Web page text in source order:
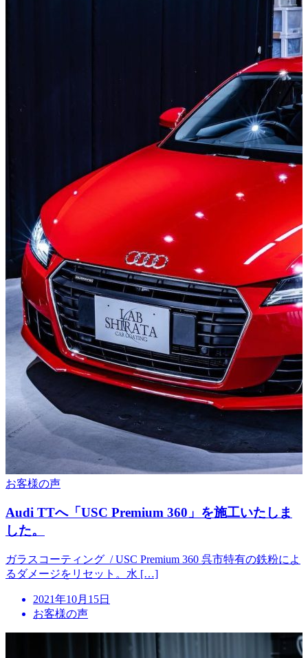
お客様の声
Audi TTへ「USC Premium 360」を施工いたしま
した。
ガラスコーティング / USC Premium 360 呉市特有の鉄粉によ
るダメージをリセット。水 […]
投
稿
2021年10月15日
お客様の声